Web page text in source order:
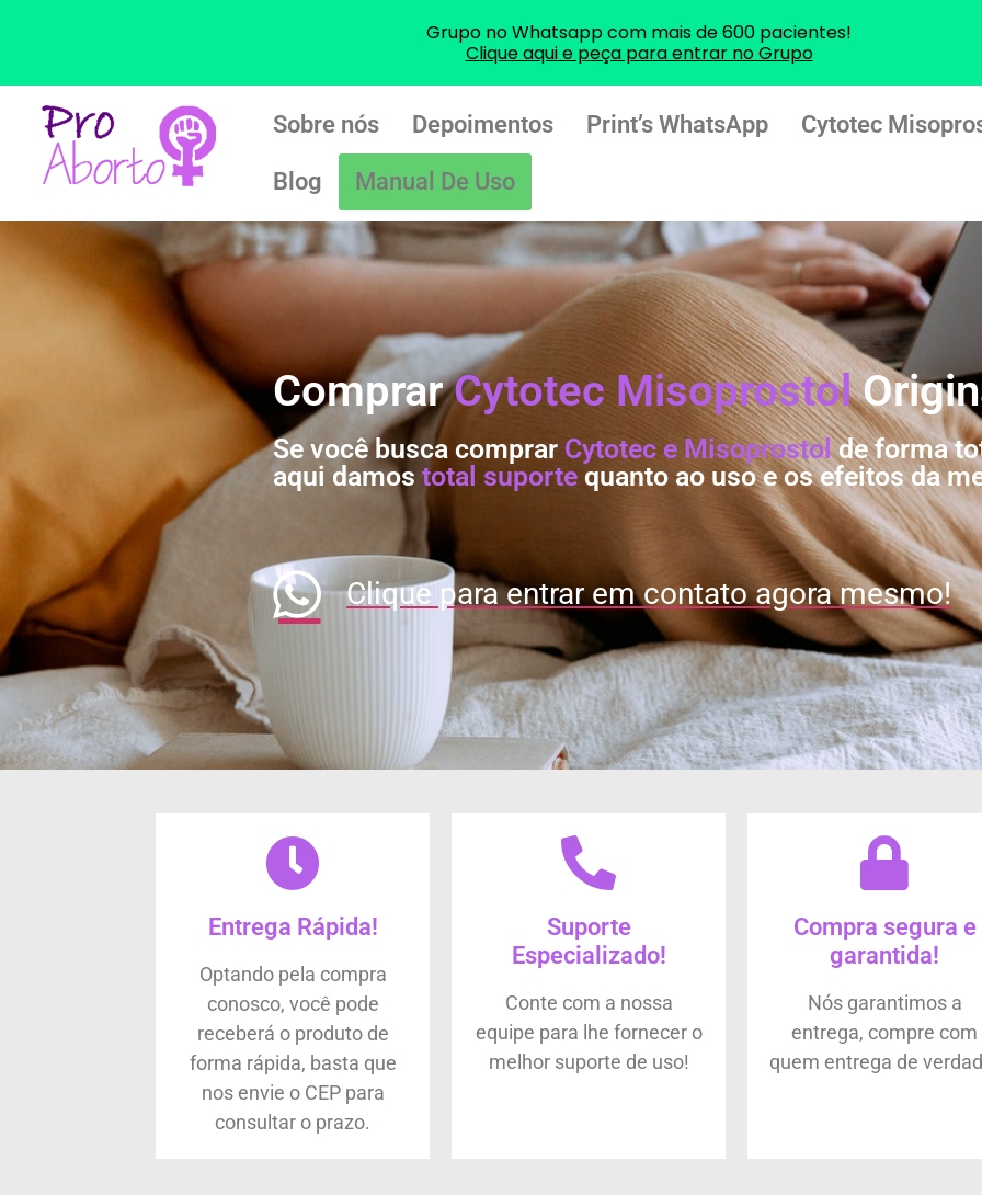
Sobre nós Depoimentos Print’s WhatsApp Cytotec
Blog Manual De Uso
ComprarCytotec Misoprostol
Se você busca comprarCytotec e Misoprostolde forma
aqui damos total suporte quanto ao uso e os efeitos da
Clique para entrar em contato agora mesmo!
Entrega Rápida!
Optando pela compra
conosco, você pode
receberá o produto de
forma rápida, basta que
nos envie o CEP para
consultar o prazo.
Suporte
Especializado!
Conte com a nossa
equipe para lhe fornecer o
melhor suporte de uso!
Compra segura e
garantida!
Nós garantimos a
entrega, compre com
quem entrega de
Grupo no Whatsapp com mais de 600 pacientes!
Clique aqui e peça para entrar no Grupo